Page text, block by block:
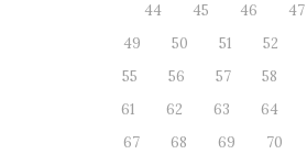
44
45 46 47
49
50 51 52
55
56 57 58
61
62 63 64
67
68 69 70